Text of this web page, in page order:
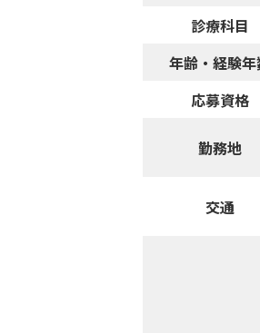
診療科目
年齢・経験
応募資格
勤務地
交通